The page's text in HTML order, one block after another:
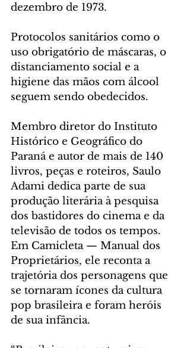
dezembro de 1973.
Protocolos sanitários como o
uso obrigatório de máscaras, o
distanciamento social e a
higiene das mãos com álcool
seguem sendo obedecidos.
Membro diretor do Instituto
Histórico e Geográfico do
Paraná e autor de mais de 140
livros, peças e roteiros, Saulo
Adami dedica parte de sua
produção literária à pesquisa
dos bastidores do cinema e da
televisão de todos os tempos.
Em Camicleta — Manual dos
Proprietários, ele reconta a
trajetória dos personagens que
se tornaram ícones da cultura
pop brasileira e foram heróis
de sua infância.